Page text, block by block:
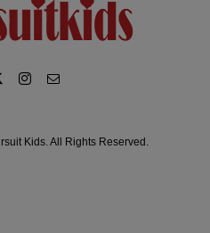
Kids. All Rights Reserved.